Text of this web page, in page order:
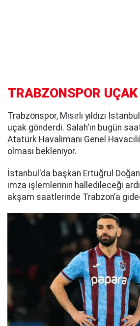
TRABZONSPOR UÇAK
Trabzonspor, Mısırlı yıldızı
uçak gönderdi. Salah'ın bugün
Atatürk Havalimanı Genel
olması bekleniyor.
İstanbul'da başkan Ertuğrul
imza işlemlerinin halledileceği
akşam saatlerinde Trabzon’a